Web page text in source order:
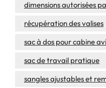
dimensions autorisées
récupération des valises
sac à dos pour cabine
sac de travail pratique
sangles ajustables et